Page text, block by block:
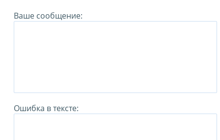
Ваше сообщение:
Ошибка в тексте: